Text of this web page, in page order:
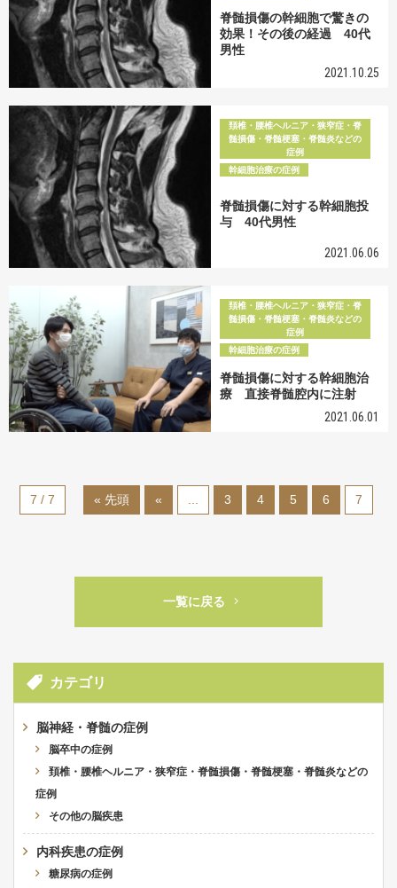
脊髄損傷の幹細胞で驚きの
効果！その後の経過 40代
男性
2021.10.25
頚椎・腰椎ヘルニア・狭窄症・脊
髄損傷・脊髄梗塞・脊髄炎などの
症例
幹細胞治療の症例
脊髄損傷に対する幹細胞投
与 40代男性
2021.06.06
頚椎・腰椎ヘルニア・狭窄症・脊
髄損傷・脊髄梗塞・脊髄炎などの
症例
幹細胞治療の症例
脊髄損傷に対する幹細胞治
療 直接脊髄腔内に注射
2021.06.01
7 / 7 « 先頭 « 3 4 5 6 7
一覧に戻る
カテゴリ
脳神経・脊髄の症例
脳卒中の症例
頚椎・腰椎ヘルニア・狭窄症・脊髄損傷・脊髄梗塞・脊髄炎などの
症例
その他の脳疾患
内科疾患の症例
糖尿病の症例